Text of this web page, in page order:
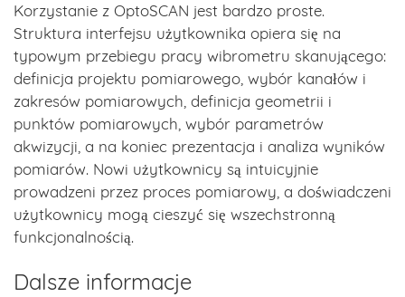
Korzystanie z OptoSCAN jest bardzo proste.
Struktura interfejsu użytkownika opiera się na
typowym przebiegu pracy wibrometru skanującego:
definicja projektu pomiarowego, wybór kanałów i
zakresów pomiarowych, definicja geometrii i
punktów pomiarowych, wybór parametrów
akwizycji, a na koniec prezentacja i analiza wyników
pomiarów. Nowi użytkownicy są intuicyjnie
prowadzeni przez proces pomiarowy, a doświadczeni
użytkownicy mogą cieszyć się wszechstronną
funkcjonalnością.
Dalsze informacje